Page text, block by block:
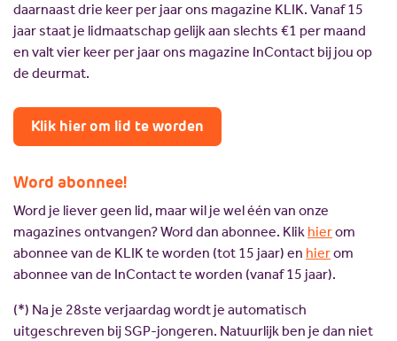
daarnaast drie keer per jaar ons magazine KLIK. Vanaf 15
jaar staat je lidmaatschap gelijk aan slechts €1 per maand
en valt vier keer per jaar ons magazine InContact bij jou op
de deurmat.
Klik hier om lid te worden
Word abonnee!
Word je liever geen lid, maar wil je wel één van onze
magazines ontvangen? Word dan abonnee. Klik hierom
abonnee van de KLIK te worden (tot 15 jaar) en hierom
abonnee van de InContact te worden (vanaf 15 jaar).
(*) Na je 28ste verjaardag wordt je automatisch
uitgeschreven bij SGP-jongeren. Natuurlijk ben je dan niet